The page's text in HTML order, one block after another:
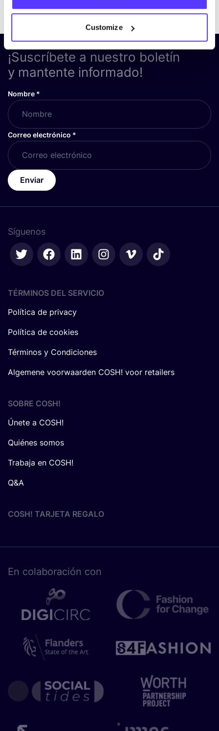
Customize
¡Suscríbete a nuestro boletín
y mantente informado!
Nombre *
Correo electrónico *
Enviar
Síguenos
TÉRMINOS DEL SERVICIO
Política de privacy
Política de cookies
Términos y Condiciones
Algemene voorwaarden COSH! voor retailers
SOBRE COSH!
Únete a COSH!
Quiénes somos
Trabaja en COSH!
Q&A
COSH! TARJETA REGALO
En cola­bo­ra­ción con